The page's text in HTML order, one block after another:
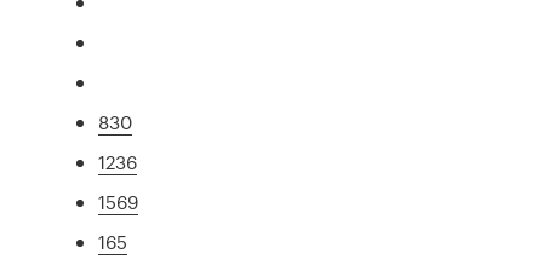
830
1236
1569
165